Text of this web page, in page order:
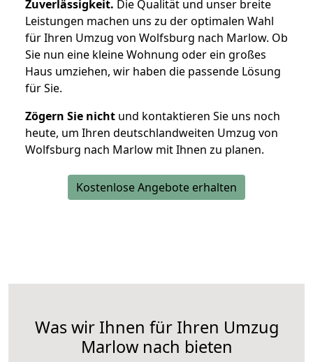
Zuverlässigkeit. Die Qualität und unser breite
Leistungen machen uns zu der optimalen Wahl
für Ihren Umzug von Wolfsburg nach Marlow. Ob
Sie nun eine kleine Wohnung oder ein großes
Haus umziehen, wir haben die passende Lösung
für Sie.
Zögern Sie nicht und kontaktieren Sie uns noch
heute, um Ihren deutschlandweiten Umzug von
Wolfsburg nach Marlow mit Ihnen zu planen.
Kostenlose Angebote erhalten
Was wir Ihnen für Ihren Umzug
Marlow nach bieten